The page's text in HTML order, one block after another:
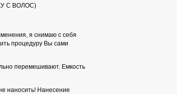
С ВОЛОС)
я снимаю с себя
процедуру Вы сами
перемешивают. Емкость
наносить! Нанесение